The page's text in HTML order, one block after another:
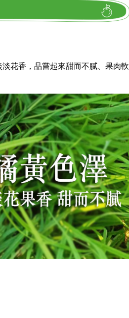
花香，品嘗起來甜而不膩、果肉軟